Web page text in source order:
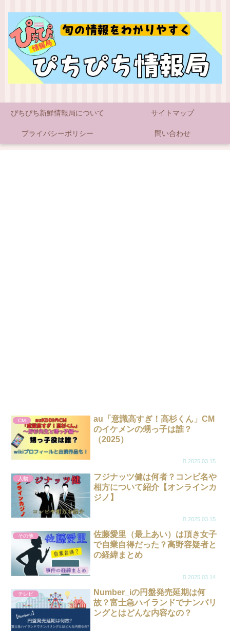
ぴちぴち新鮮情報局について サイトマップ
プライバシーポリシー 問い合わせ
CM
au「意識高すぎ！高杉くん」CM
のイケメンの甥っ子は誰？
（2025）
2025.03.15
人物
フジナッツ健は何者？コンビ名や
相方について紹介【オンラインカ
ジノ】
2025.03.15
その他
佐藤愛里（最上あい）は頂き女子
で自業自得だった？高野容疑者と
の経緯まとめ
2025.03.14
テレビ
Number_iの円盤発売延期は何
故？富士急ハイランドでナンバリ
ングとはどんな内容なの？